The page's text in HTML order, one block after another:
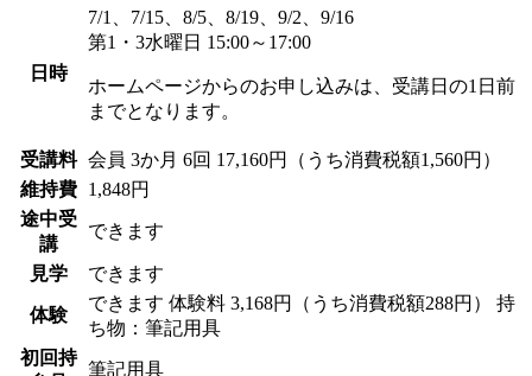
日時
7/1、7/15、8/5、8/19、9/2、9/16
第1・3水曜日 15:00～17:00
ホームページからのお申し込みは、受講日の1日前
までとなります。
受講料 会員 3か月 6回 17,160円（うち消費税額1,560円）
維持費
1,848円
途中受
講
できます
見学 できます
体験
できます 体験料 3,168円（うち消費税額288円） 持
ち物：筆記用具
初回持
筆記用具